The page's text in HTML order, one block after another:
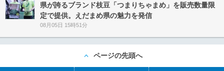
県が誇るブランド枝豆「つまりちゃまめ」を販売数量限
定で提供。えだまめ県の魅力を発信
08月05日 15時51分
ページの先頭へ